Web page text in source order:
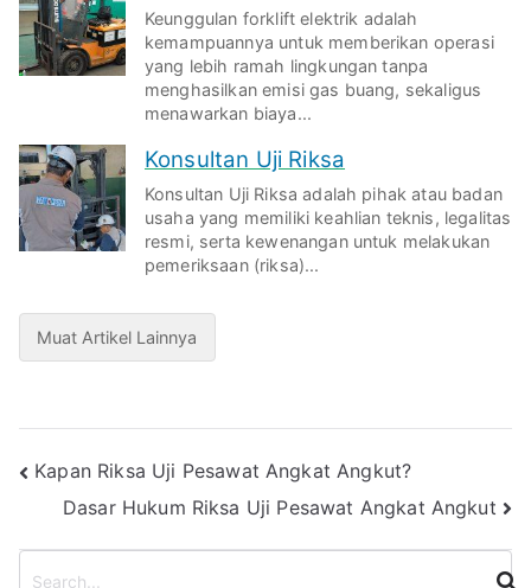
Keunggulan forklift elektrik adalah
kemampuannya untuk memberikan operasi
yang lebih ramah lingkungan tanpa
menghasilkan emisi gas buang, sekaligus
menawarkan biaya...
Konsultan Uji Riksa
Konsultan Uji Riksa adalah pihak atau badan
usaha yang memiliki keahlian teknis, legalitas
resmi, serta kewenangan untuk melakukan
pemeriksaan (riksa)...
Muat Artikel Lainnya
Post
navigation
Kapan Riksa Uji Pesawat Angkat Angkut?
Dasar Hukum Riksa Uji Pesawat Angkat Angkut